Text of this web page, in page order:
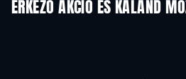
ÉRKEZŐ AKCIÓ ÉS KALAND